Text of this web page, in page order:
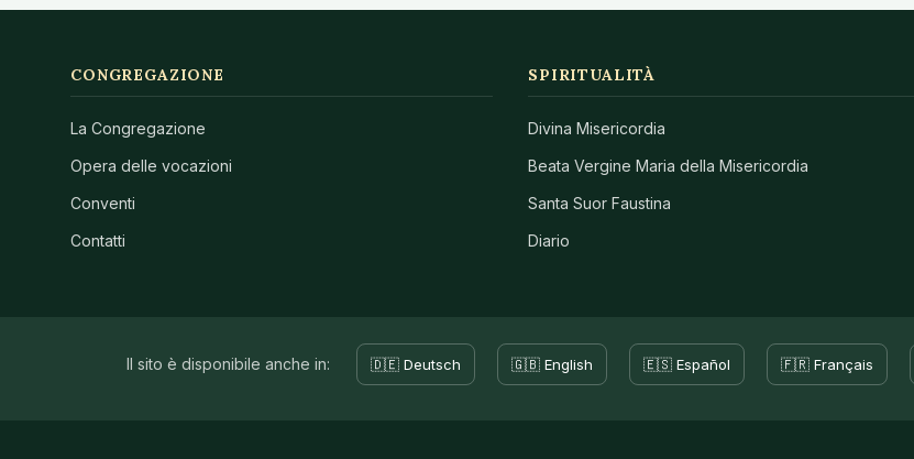
CONGREGAZIONE
La Congregazione
Opera delle vocazioni
Conventi
Contatti
SPIRITUALITÀ
Divina Misericordia
Beata Vergine Maria della Misericordia
Santa Suor Faustina
Diario
Il sito è disponibile anche in: 🇩🇪 Deutsch 🇬🇧 English 🇪🇸 Español 🇫🇷 Français